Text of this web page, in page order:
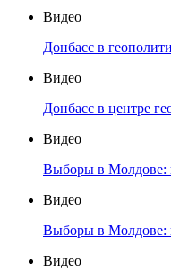
Видео
Донбасс в
Видео
Донбасс в центре
Видео
Выборы в Молдове:
Видео
Выборы в Молдове:
Видео